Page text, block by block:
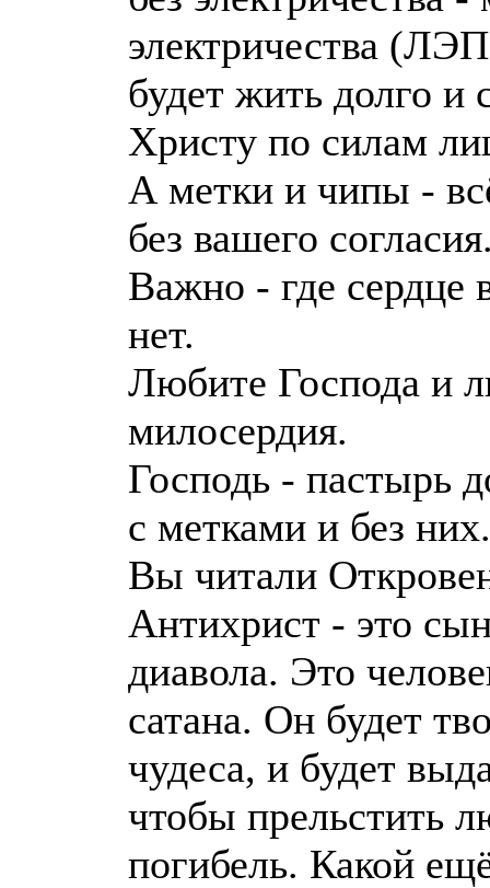
электричества
будет жить долго и
Христу по силам
А метки и чипы -
без вашего
Важно - где сердце
нет.
Любите Господа и
милосердия.
Господь - пастырь
с метками и без них.
Вы читали
Антихрист - это
диавола. Это
сатана. Он будет
чудеса, и будет
чтобы прельстить
погибель. Какой